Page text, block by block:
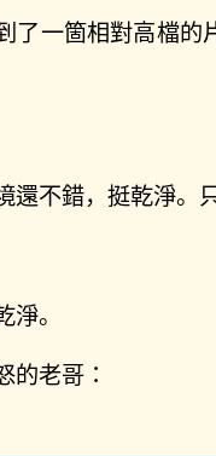
了一箇相對高檔的
還不錯，挺乾淨。
。
的老哥：